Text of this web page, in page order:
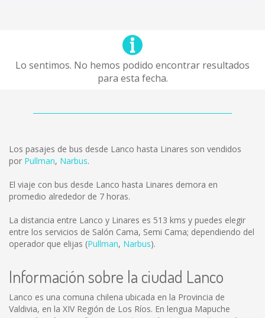
Lo sentimos. No hemos podido encontrar resultados
para esta fecha.
Los pasajes de bus desde Lanco hasta Linares son vendidos
por Pullman, Narbus.
El viaje con bus desde Lanco hasta Linares demora en
promedio alrededor de 7 horas.
La distancia entre Lanco y Linares es 513 kms y puedes elegir
entre los servicios de Salón Cama, Semi Cama; dependiendo del
operador que elijas (Pullman, Narbus).
Información sobre la ciudad Lanco
Lanco es una comuna chilena ubicada en la Provincia de
Valdivia, en la XIV Región de Los Ríos. En lengua Mapuche